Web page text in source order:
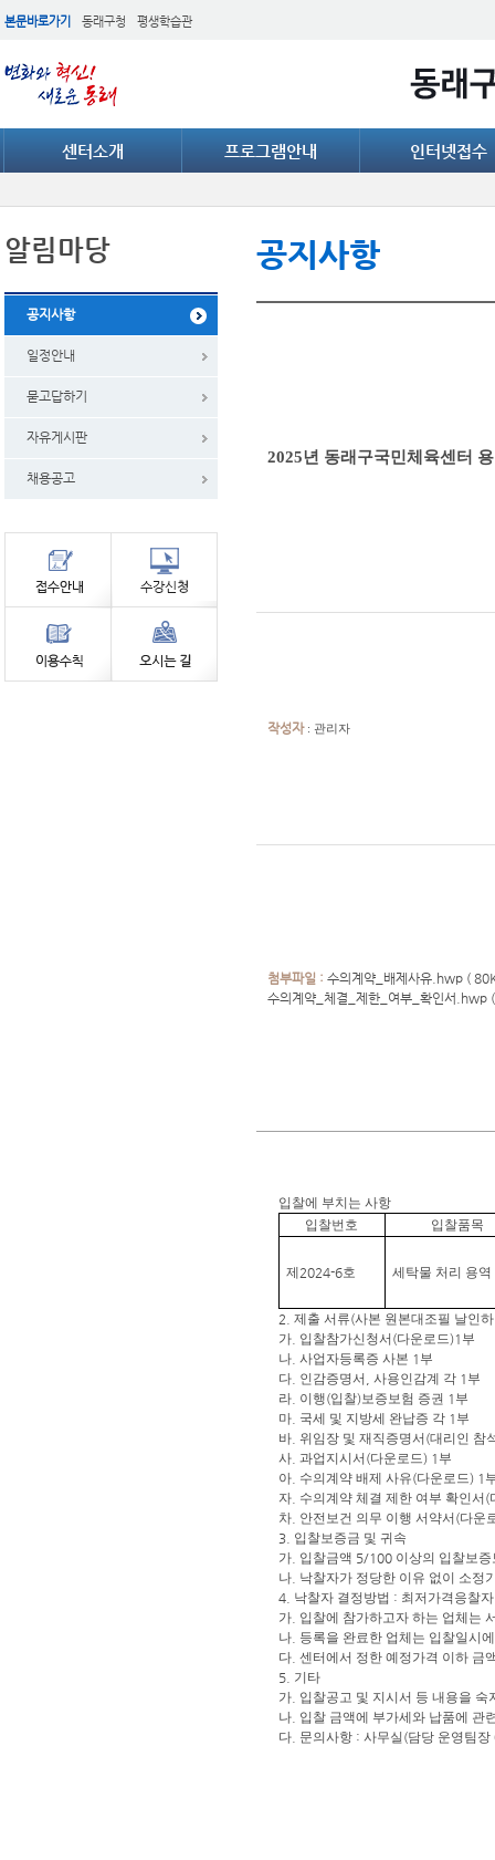
본문바로가기 동래구청 평생학습관
센터소개 프로그램안내 인터넷접수
알림마당
공지사항
일정안내
묻고답하기
자유게시판
채용공고
공지사항
2025년 동래구국민체육센터
작성자: 관리자
첨부파일 : 수의계약_배제사유.hwp (
수의계약_체결_제한_여부_확인서.hwp
입찰에 부치는 사항
입찰번호
입찰품목
제 2024-6호 세탁물 처리 용역
2. 제출 서류(사본 원본대조필 날인
가. 입찰참가신청서 (다운로드)1 부
나. 사업자등록증 사본 1 부
다. 인감증명서 사용인감계 각 1 부
라. 이행(입찰)보증보험 증권 1 부
마. 국세 및 지방세 완납증 각 1 부
바. 위임장 및 재직증명서 (대리인 참
사. 과업지시서 (다운로드) 1 부
아. 수의계약 배제 사유(다운로드) 1
자. 수의계약 체결 제한 여부 확인서 (
차. 안전보건 의무 이행 서약서 (다운
3. 입찰보증금 및 귀속
가. 입찰금액 5/100 이상의 입찰보
나. 낙찰자가 정당한 이유 없이 소정
4. 낙찰자 결정방법 : 최저가격응찰자
가. 입찰에 참가하고자 하는 업체는
나. 등록을 완료한 업체는 입찰일시
다. 센터에서 정한 예정가격 이하 금
5. 기타
가. 입찰공고 및 지시서 등 내용을
나. 입찰 금액에 부가세와 납품에 관
다. 문의사항 : 사무실 (담당 운영팀장